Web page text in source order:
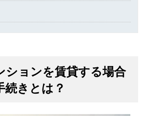
ションを賃貸する場合
続きとは？